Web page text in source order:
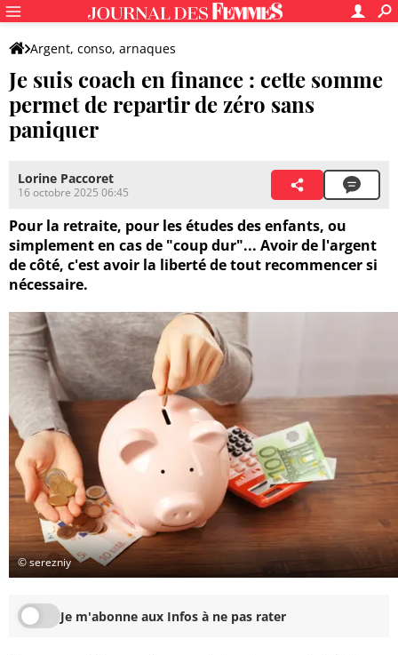
Argent, conso, arnaques
Je suis coach en finance : cette somme
permet de repartir de zéro sans
paniquer
Lorine Paccoret
16 octobre 2025 06:45
Pour la retraite, pour les études des enfants, ou
simplement en cas de "coup dur"... Avoir de l'argent
de côté, c'est avoir la liberté de tout recommencer si
nécessaire.
© serezniy
Je m'abonne aux Infos à ne pas rater